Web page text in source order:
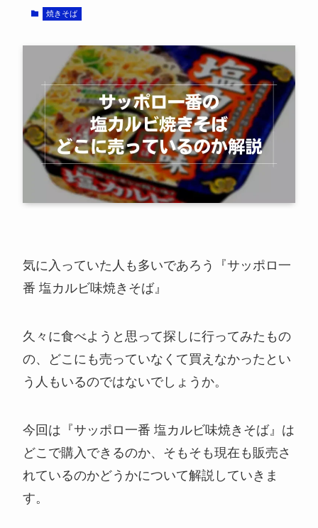
焼きそば
気に入っていた人も多いであろう『サッポロ一
番 塩カルビ味焼きそば』
久々に食べようと思って探しに行ってみたもの
の、どこにも売っていなくて買えなかったとい
う人もいるのではないでしょうか。
今回は『サッポロ一番 塩カルビ味焼きそば』は
どこで購入できるのか、そもそも現在も販売さ
れているのかどうかについて解説していきま
す。